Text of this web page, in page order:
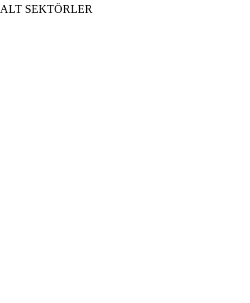
ALT SEKTÖRLER